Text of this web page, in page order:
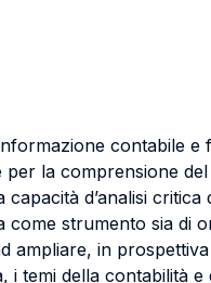
contabile
la comprensione
d’analisi
strumento sia di
in
della contabilità e